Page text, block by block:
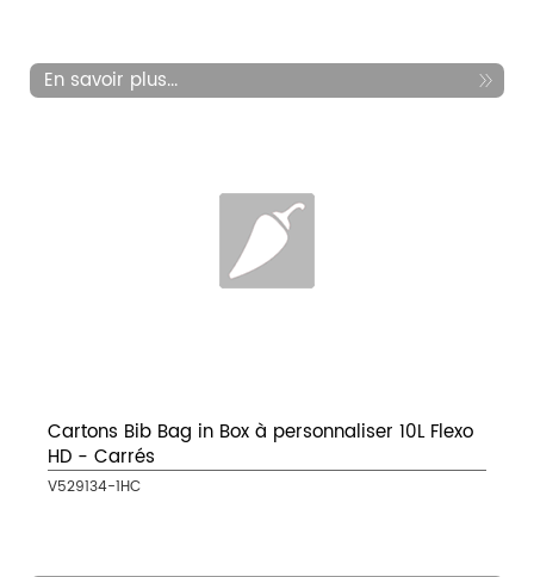
En savoir plus...
Cartons Bib Bag in Box à personnaliser 10L Flexo
HD - Carrés
V529134-1HC